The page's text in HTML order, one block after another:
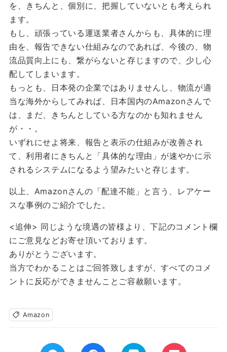
を、きちんと、個別に、把握していないとも考えられ
ます。
もし、頑張っている運送業者さんからも、具体的に理
由を、報告できない仕組みなのであれば、今後の、物
流品質向上にも、繋がらないと存じますので、少し心
配してしまいます。
もっとも、日本発の企業ではありませんし、物流が適
当な海外からしてみれば、日本国内のAmazonさんで
は、まだ、きちんとしている方なのかも知れません
が・・。
いずれにせよ将来、報告と表示の仕組みが改善され
て、利用者にきちんと「具体的な理由」が速やかに示
されるシステムになるよう望みたいと存じます。
以上、Amazonさんの「配達不能」と言う、レアケー
スな事例のご紹介でした。
<追伸> 同じような境遇の皆様より、下記のコメント欄
にご意見などお寄せ頂いております。
ありがとうございます。
当方でわかることはご回答致しますが、すべてのコメ
ントに反応ができませんことご容赦願います。
Amazon